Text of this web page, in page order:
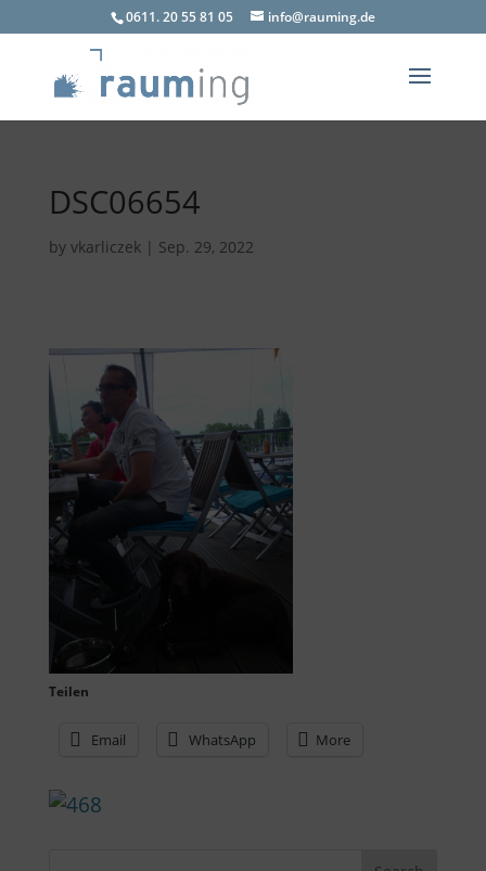
0611. 20 55 81 05 info@rauming.de
DSC06654
by vkarliczek| Sep. 29, 2022
Teilen
Email WhatsApp More